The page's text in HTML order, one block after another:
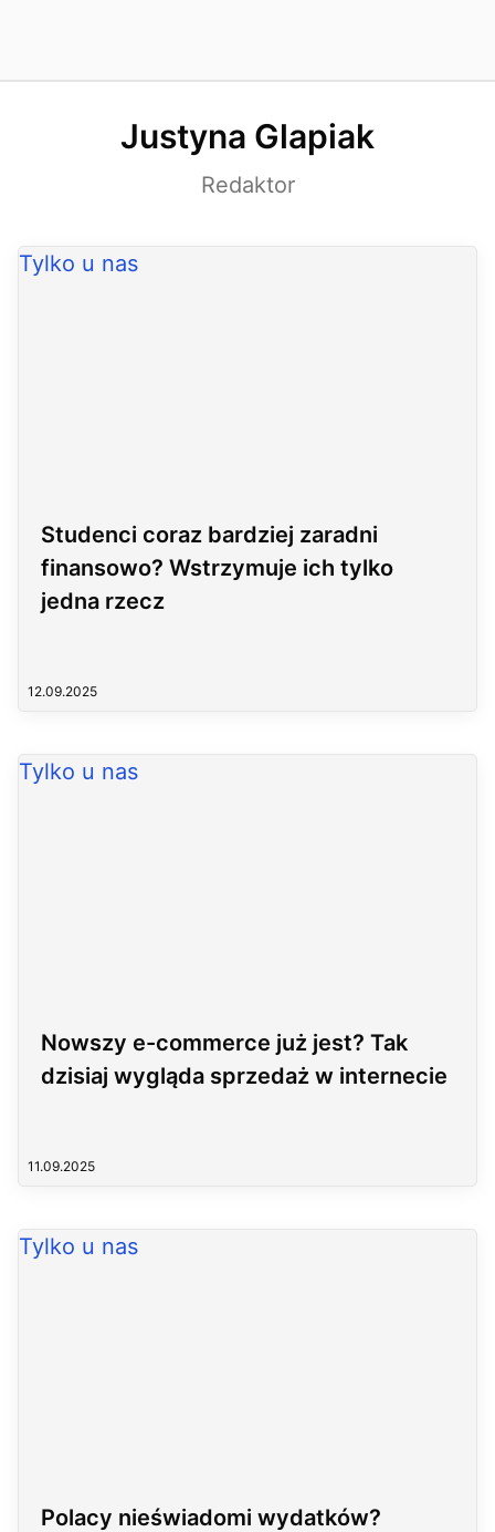
Justyna Glapiak
Redaktor
Tylko u nas
Studenci coraz bardziej zaradni
finansowo? Wstrzymuje ich tylko
jedna rzecz
12.09.2025
Tylko u nas
Nowszy e-commerce już jest? Tak
dzisiaj wygląda sprzedaż w internecie
11.09.2025
Tylko u nas
Polacy nieświadomi wydatków?